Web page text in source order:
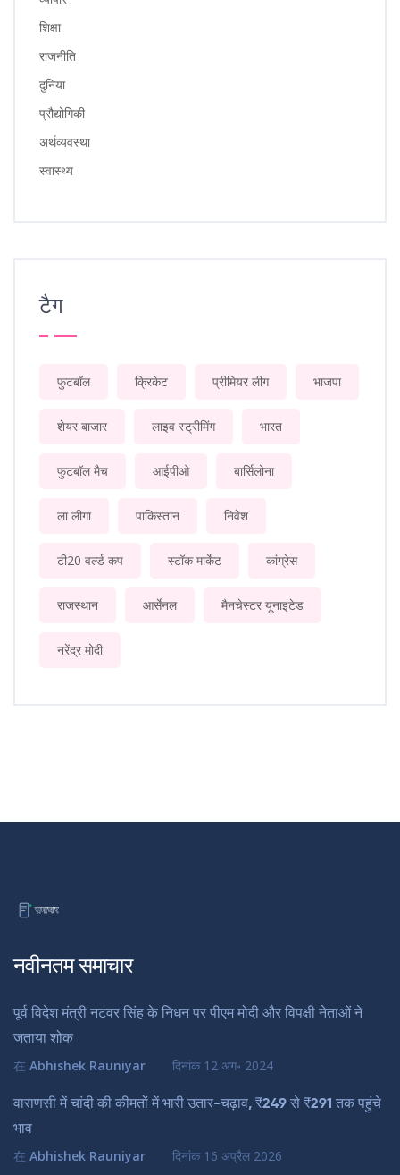
शिक्षा
राजनीति
दुनिया
प्रौद्योगिकी
अर्थव्यवस्था
स्वास्थ्य
टैग
फुटबॉल क्रिकेट प्रीमियर लीग भाजपा
शेयर बाजार लाइव स्ट्रीमिंग भारत
फुटबॉल मैच आईपीओ बार्सिलोना
ला लीगा पाकिस्तान निवेश
टी20 वर्ल्ड कप स्टॉक मार्केट कांग्रेस
राजस्थान आर्सेनल मैनचेस्टर यूनाइटेड
नरेंद्र मोदी
नवीनतम समाचार
पूर्व विदेश मंत्री नटवर सिंह के निधन पर पीएम मोदी और विपक्षी नेताओं ने
जताया शोक
在 Abhishek Rauniyar दिनांक 12 अग॰ 2024
वाराणसी में चांदी की कीमतों में भारी उतार-चढ़ाव, ₹249 से ₹291 तक पहुंचे
भाव
在 Abhishek Rauniyar दिनांक 16 अप्रैल 2026